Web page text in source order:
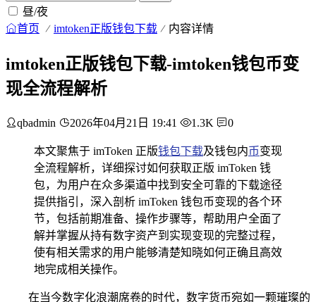
昼/夜
首页 imtoken正版钱包下载 内容详情
imtoken正版钱包下载-imtoken钱包币变
现全流程解析
qbadmin 2026年04月21日 19:41 1.3K 0
本文聚焦于 imToken 正版钱包下载及钱包内币变现
全流程解析，详细探讨如何获取正版 imToken 钱
包，为用户在众多渠道中找到安全可靠的下载途径
提供指引，深入剖析 imToken 钱包币变现的各个环
节，包括前期准备、操作步骤等，帮助用户全面了
解并掌握从持有数字资产到实现变现的完整过程，
使有相关需求的用户能够清楚知晓如何正确且高效
地完成相关操作。
在当今数字化浪潮席卷的时代，数字货币宛如一颗璀璨的